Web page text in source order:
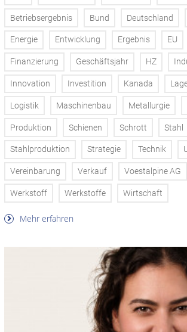
Betriebsergebnis Bund Deutschland
Energie Entwicklung Ergebnis EU
Finanzierung Geschäftsjahr HZ
Innovation Investition Kanada
Logistik Maschinenbau Metallurgie
Produktion Schienen Schrott Stahl
Stahlproduktion Strategie Technik
Vereinbarung Verkauf Voestalpine AG
Werkstoff Werkstoffe Wirtschaft
Mehr erfahren